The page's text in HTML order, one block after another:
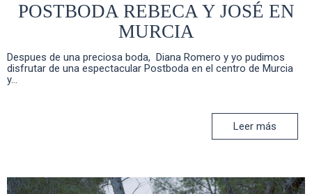
POSTBODA REBECA Y JOSÉ EN
MURCIA
Despues de una preciosa boda, Diana Romero y yo pudimos
disfrutar de una espectacular Postboda en el centro de Murcia
y...
Leer más